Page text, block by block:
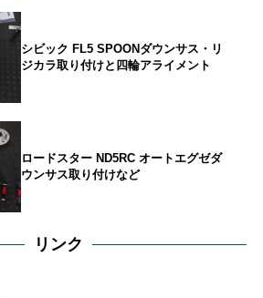
シビック FL5 SPOONダウンサス・リ
ジカラ取り付けと四輪アライメント
ロードスター ND5RC オートエグゼダ
ウンサス取り付けなど
リンク